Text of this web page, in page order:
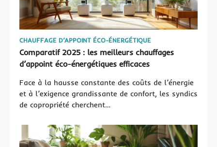
CHAUFFAGE D’APPOINT ÉCO-ÉNERGÉTIQUE
Comparatif 2025 : les meilleurs chauffages
d’appoint éco-énergétiques efficaces
Face à la hausse constante des coûts de l’énergie
et à l’exigence grandissante de confort, les syndics
de copropriété cherchent…